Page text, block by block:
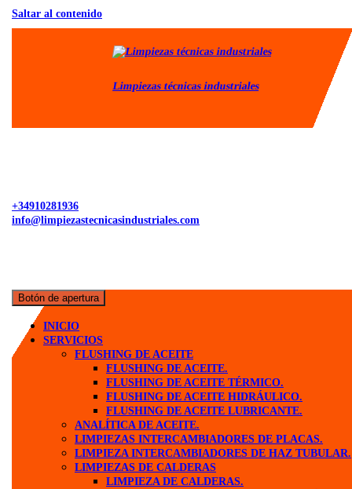
Saltar al contenido
Limpiezas técnicas industriales
+34910281936
info@limpiezastecnicasindustriales.com
Botón de apertura
INICIO
SERVICIOS
FLUSHING DE ACEITE
FLUSHING DE ACEITE.
FLUSHING DE ACEITE TÉRMICO.
FLUSHING DE ACEITE HIDRÁULICO.
FLUSHING DE ACEITE LUBRICANTE.
ANALÍTICA DE ACEITE.
LIMPIEZAS INTERCAMBIADORES DE PLACAS.
LIMPIEZA INTERCAMBIADORES DE HAZ TUBULAR.
LIMPIEZAS DE CALDERAS
LIMPIEZA DE CALDERAS.